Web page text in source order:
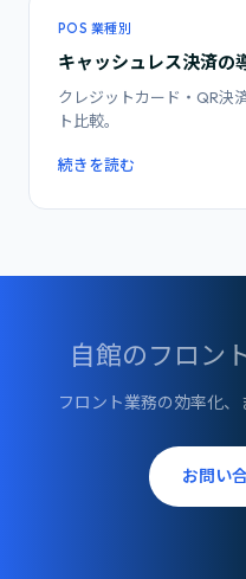
POS 業種別
キャッシュレス決済の
クレジットカード・QR決
ト比較。
続きを読む
自館のフロン
フロント業務の効率化
お問い